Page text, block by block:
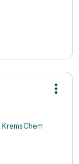
KremsChem